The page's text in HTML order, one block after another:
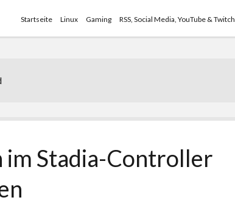
Startseite Linux Gaming RSS, Social Media, YouTube & Twitch
im Stadia-Controller